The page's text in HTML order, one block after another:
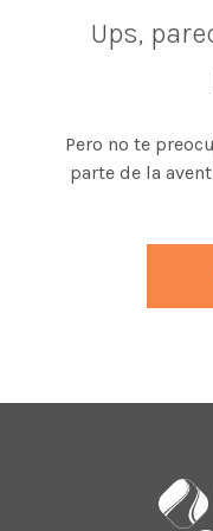
Ups,
Pero no te
parte de la